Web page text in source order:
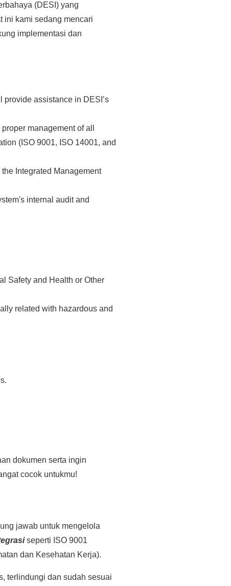
(DESI) yang
ini kami sedang mencari
implementasi dan
assistance in DESI’s
management of all
(ISO 9001, ISO 14001, and
Integrated Management
internal audit and
Safety and Health or Other
related with hazardous and
dokumen serta ingin
cocok untukmu!
jawab untuk mengelola
seperti ISO 9001
dan Kesehatan Kerja).
terlindungi dan sudah sesuai